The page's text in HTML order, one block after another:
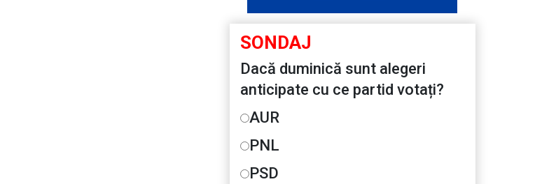
SONDAJ
Dacă duminică sunt alegeri
anticipate cu ce partid votați?
AUR
PNL
PSD